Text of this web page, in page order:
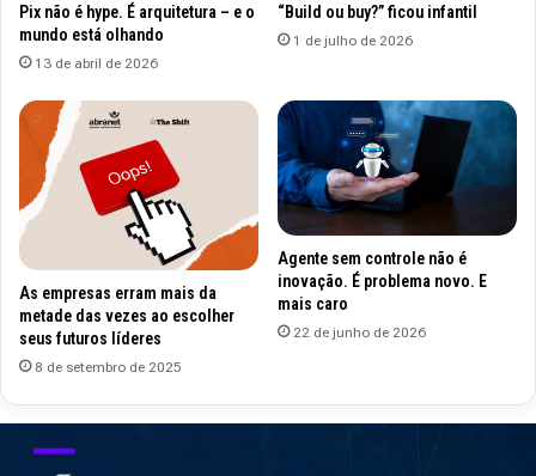
Pix não é hype. É arquitetura – e o
mundo está olhando
13 de abril de 2026
“Build ou buy?” ficou infantil
1 de julho de 2026
As empresas erram mais da
metade das vezes ao escolher
seus futuros líderes
8 de setembro de 2025
Agente sem controle não é
inovação. É problema novo. E
mais caro
22 de junho de 2026